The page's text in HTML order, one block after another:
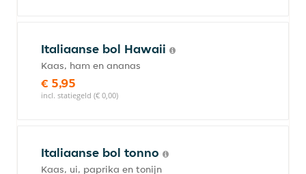
Italiaanse bol Hawaii
Kaas, ham en ananas
€ 5,95
incl. statiegeld (€ 0,00)
Italiaanse bol tonno
Kaas, ui, paprika en tonijn